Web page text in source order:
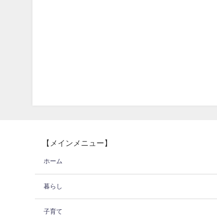
【メインメニュー】
ホーム
暮らし
子育て